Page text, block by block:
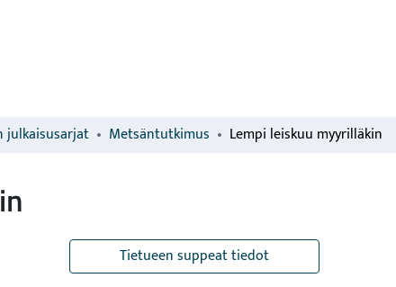
julkaisusarjat Metsäntutkimus Lempi leiskuu myyrilläkin
Tietueen suppeat tiedot